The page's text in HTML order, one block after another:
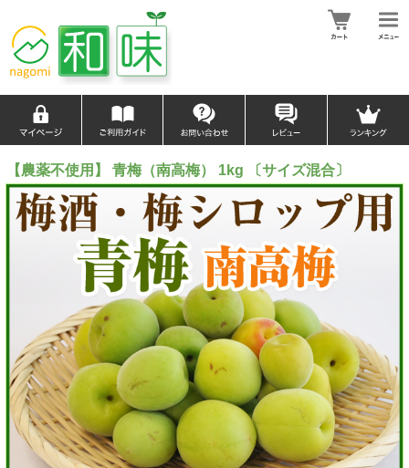
【農薬不使用】 青梅（南高梅） 1kg 〔サイズ混合〕